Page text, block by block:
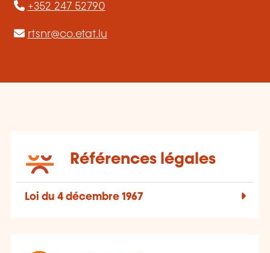
+352 247 52790
rtsnr@co.etat.lu
Références légales
Loi du 4 décembre 1967